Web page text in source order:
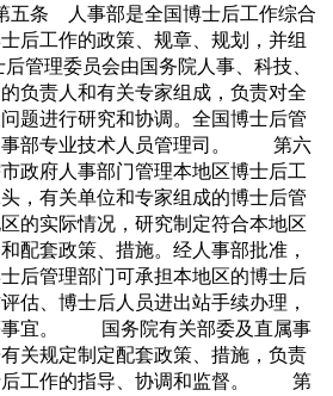
条 人事部是全国博士后工作综合
后工作的政策、规章、规划，并组
理委员会由国务院人事、科技、
负责人和有关专家组成，负责对全
题进行研究和协调。全国博士后管
事部专业技术人员管理司。 第六
政府人事部门管理本地区博士后工
，有关单位和专家组成的博士后管
的实际情况，研究制定符合本地区
配套政策、措施。经人事部批准，
后管理部门可承担本地区的博士后
估、博士后人员进出站手续办理，
事宜。 国务院有关部委及直属事
关规定制定配套政策、措施，负责
后工作的指导、协调和监督。 第